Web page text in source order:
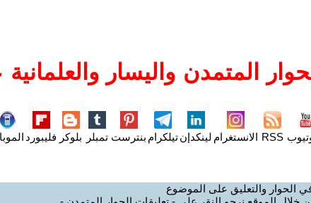
المتمدن واليسار
RSS الانستغرام لينكدإنتيلكرام بنترست تمبلر بلوكر فليبورد
الحوار والتعليق على الموضوع